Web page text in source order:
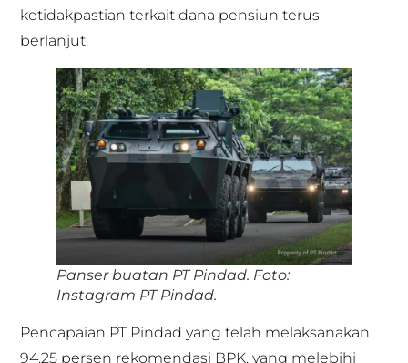
ketidakpastian terkait dana pensiun terus
berlanjut.
Panser buatan PT Pindad. Foto:
Instagram PT Pindad.
Pencapaian PT Pindad yang telah melaksanakan
94,25 persen rekomendasi BPK, yang melebihi